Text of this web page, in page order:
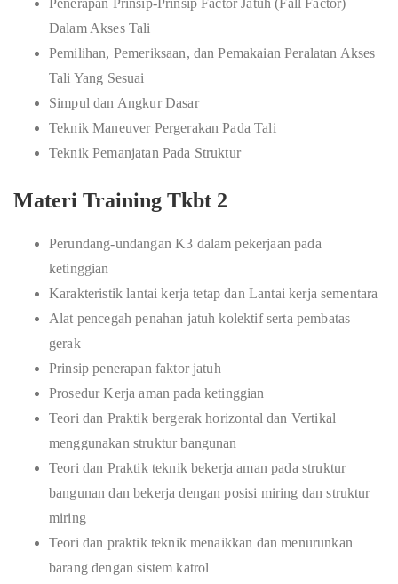
Penerapan Prinsip-Prinsip Factor Jatuh (Fall Factor)
Dalam Akses Tali
Pemilihan, Pemeriksaan, dan Pemakaian Peralatan Akses
Tali Yang Sesuai
Simpul dan Angkur Dasar
Teknik Maneuver Pergerakan Pada Tali
Teknik Pemanjatan Pada Struktur
Materi Training Tkbt 2
Perundang-undangan K3 dalam pekerjaan pada
ketinggian
Karakteristik lantai kerja tetap dan Lantai kerja sementara
Alat pencegah penahan jatuh kolektif serta pembatas
gerak
Prinsip penerapan faktor jatuh
Prosedur Kerja aman pada ketinggian
Teori dan Praktik bergerak horizontal dan Vertikal
menggunakan struktur bangunan
Teori dan Praktik teknik bekerja aman pada struktur
bangunan dan bekerja dengan posisi miring dan struktur
miring
Teori dan praktik teknik menaikkan dan menurunkan
barang dengan sistem katrol